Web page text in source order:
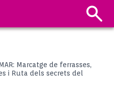
Marcatge de ferrasses,
i Ruta dels secrets del